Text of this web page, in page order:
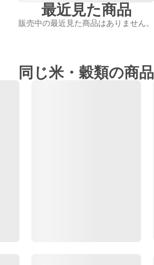
最近見た商品
販売中の最近見た商品はありません。
同じ米・穀類の商品